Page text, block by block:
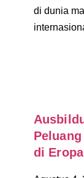
di dunia
di